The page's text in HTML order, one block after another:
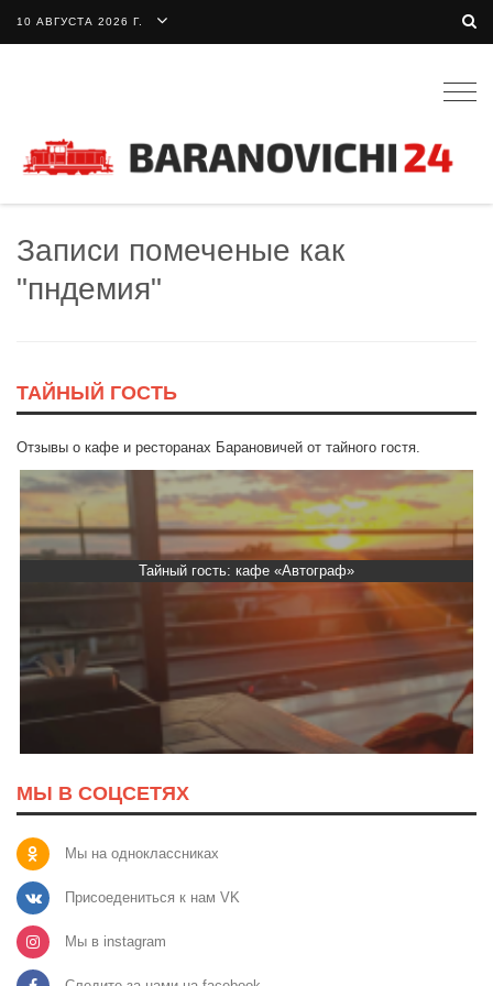
10 АВГУСТА 2026 Г.
Записи помеченые как
"пндемия"
ТАЙНЫЙ ГОСТЬ
Отзывы о кафе и ресторанах Барановичей от тайного гостя.
Тайный гость: кафе «Автограф»
МЫ В СОЦСЕТЯХ
Мы на одноклассниках
Присоедениться к нам VK
Мы в instagram